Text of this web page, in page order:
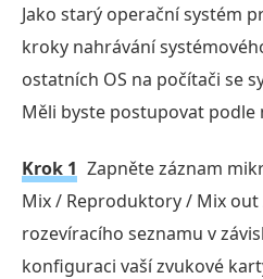
Jako starý operační systém
kroky nahrávání
ostatních OS na počítači se
Měli byste postupovat podle
Krok 1 Zapněte záznam
Mix / Reproduktory / Mix out
rozevíracího seznamu v
konfiguraci vaší zvukové